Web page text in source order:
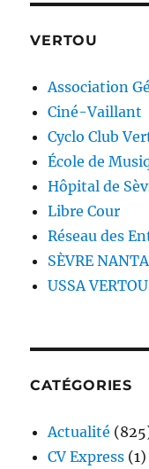
VERTOU
Association
Ciné-Vaillant
Cyclo Club
École de
Hôpital de
Libre Cour
Réseau des
SÈVRE
USSA VERTOU
CATÉGORIES
Actualité
CV Express (1)